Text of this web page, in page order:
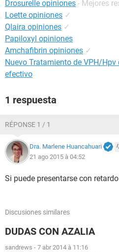
Drosurelle opiniones - Mejores
Loette opiniones ✓
Qlaira opiniones ✓
Papiloxyl opiniones
Amchafibrin opiniones ✓
Nuevo Tratamiento de VPH/Hpv
efectivo
1 respuesta
RÉPONSE 1 / 1
Dra. Marlene Huancahuari
21 ago 2015 à 04:52
Si puede presentarse con
Discusiones similares
DUDAS CON AZALIA
sandrews - 7 abr 2014 à 11:16